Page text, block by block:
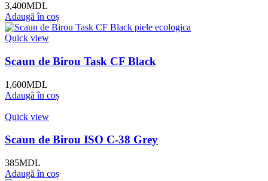
3,400MDL
Adaugă în coș
Quick view
Scaun de Birou Task CF Black
1,600MDL
Adaugă în coș
Quick view
Scaun de Birou ISO C-38 Grey
385MDL
Adaugă în coș